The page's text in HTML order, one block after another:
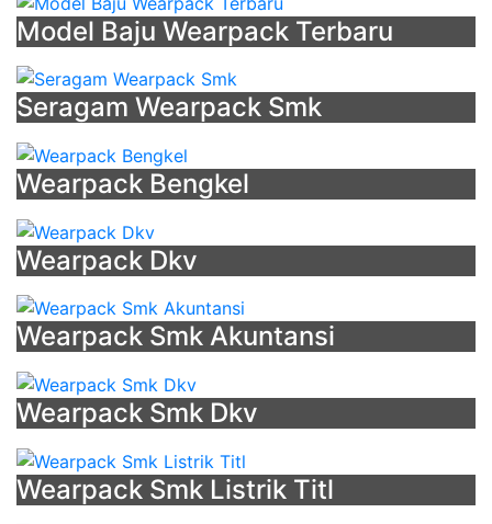
Jaket
Olahraga
Baju
Pfh
-
Toko
Baju
Olahraga
Pontianak
-
Contoh
Baju
Tni
Lapangan
-
Jenis
Jenis
Warna
-
Model Baju Wearpack Terbaru
Seragam Wearpack Smk
Wearpack Bengkel
Wearpack Dkv
Wearpack Smk Akuntansi
Wearpack Smk Dkv
Wearpack Smk Listrik Titl